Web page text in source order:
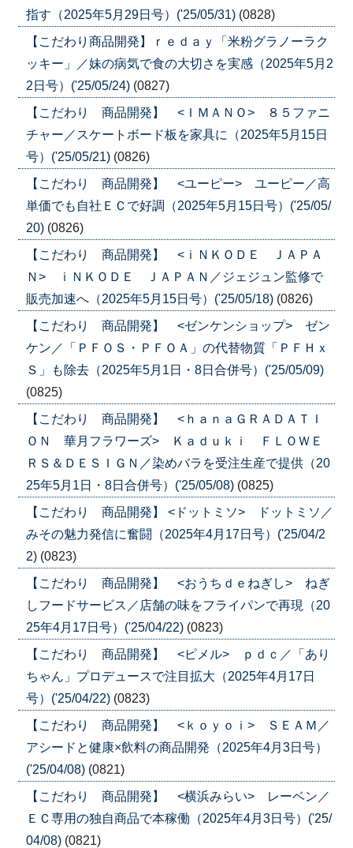
指す（2025年5月29日号）('25/05/31) (0828)
【こだわり商品開発】ｒｅｄａｙ「米粉グラノーラク
ッキー」／妹の病気で食の大切さを実感（2025年5月2
2日号）('25/05/24) (0827)
【こだわり 商品開発】 <ＩＭＡＮＯ> ８５ファニ
チャー／スケートボード板を家具に（2025年5月15日
号）('25/05/21) (0826)
【こだわり 商品開発】 <ユーピー> ユーピー／高
単価でも自社ＥＣで好調（2025年5月15日号）('25/05/
20) (0826)
【こだわり 商品開発】 <ｉＮＫＯＤＥ ＪＡＰＡ
Ｎ> ｉＮＫＯＤＥ ＪＡＰＡＮ／ジェジュン監修で
販売加速へ（2025年5月15日号）('25/05/18) (0826)
【こだわり 商品開発】 <ゼンケンショップ> ゼン
ケン／「ＰＦＯＳ・ＰＦＯＡ」の代替物質「ＰＦＨｘ
Ｓ」も除去（2025年5月1日・8日合併号）('25/05/09)
(0825)
【こだわり 商品開発】 <ｈａｎａＧＲＡＤＡＴＩ
ＯＮ 華月フラワーズ> Ｋａｄｕｋｉ ＦＬＯＷＥ
ＲＳ＆ＤＥＳＩＧＮ／染めバラを受注生産で提供（20
25年5月1日・8日合併号）('25/05/08) (0825)
【こだわり 商品開発】 <ドットミソ> ドットミソ／
みその魅力発信に奮闘（2025年4月17日号）('25/04/2
2) (0823)
【こだわり 商品開発】 <おうちｄｅねぎし> ねぎ
しフードサービス／店舗の味をフライパンで再現（20
25年4月17日号）('25/04/22) (0823)
【こだわり 商品開発】 <ピメル> ｐｄｃ／「あり
ちゃん」プロデュースで注目拡大（2025年4月17日
号）('25/04/22) (0823)
【こだわり 商品開発】 <ｋｏｙｏｉ> ＳＥＡＭ／
アシードと健康×飲料の商品開発（2025年4月3日号）
('25/04/08) (0821)
【こだわり 商品開発】 <横浜みらい> レーベン／
ＥＣ専用の独自商品で本稼働（2025年4月3日号）('25/
04/08) (0821)